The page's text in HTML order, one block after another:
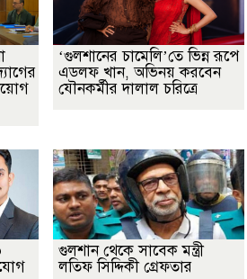
‘গুলশানের চামেলি’তে ভিন্ন রূপে
এডলফ খান, অভিনয় করবেন
যৌনকর্মীর দালাল চরিত্রে
গুলশান থেকে সাবেক মন্ত্রী
লতিফ সিদ্দিকী গ্রেফতার